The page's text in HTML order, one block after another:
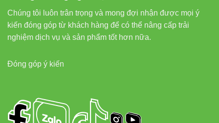
Chúng tôi luôn trân trọng và mong đợi nhận được mọi ý
kiến đóng góp từ khách hàng để có thể nâng cấp trải
nghiệm dịch vụ và sản phẩm tốt hơn nữa.
Đóng góp ý kiến